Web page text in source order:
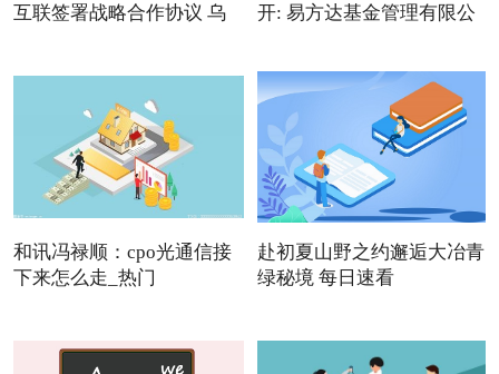
互联签署战略合作协议 乌
开: 易方达基金管理有限公
和讯冯禄顺：cpo光通信接
下来怎么走_热门
赴初夏山野之约邂逅大冶青
绿秘境 每日速看